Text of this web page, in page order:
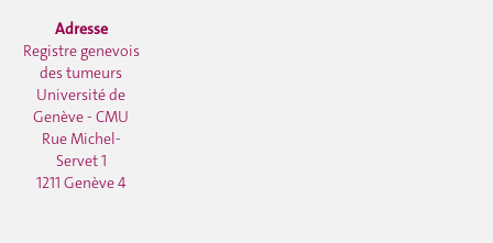
Adresse
Registre genevois
des tumeurs
Université de
Genève - CMU
Rue Michel-
Servet 1
1211 Genève 4